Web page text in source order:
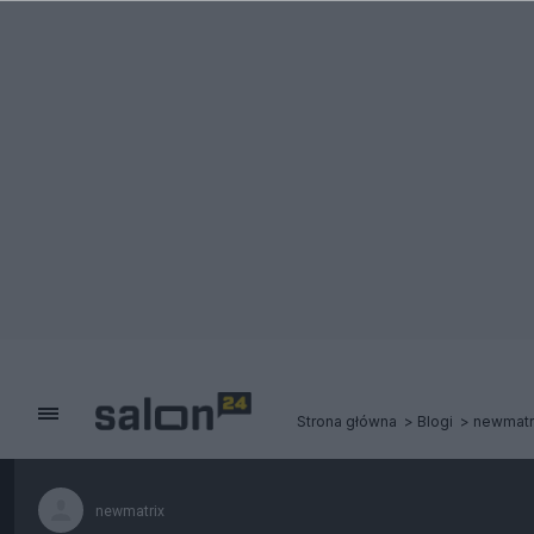
Strona główna Blogi
newmatrix